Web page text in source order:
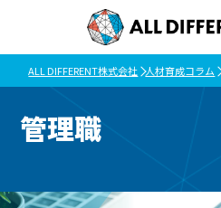
ALL DIFFERENT株式会社 人材育成コラム
管理職